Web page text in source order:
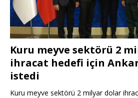
Kuru meyve sektörü 2
ihracat hedefi için
istedi
Kuru meyve sektörü 2 milyar dolar